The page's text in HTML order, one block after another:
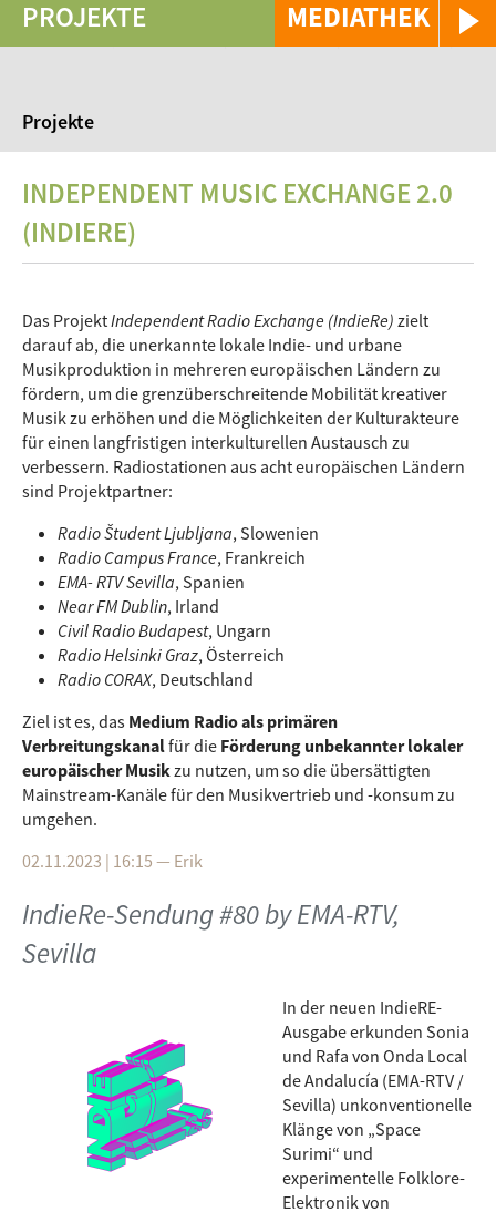
MEDIATHEK
PROJEKTE
Projekte
INDEPENDENT MUSIC EXCHANGE 2.0
(INDIERE)
Das ProjektIndependent Radio Exchange (IndieRe) zielt
darauf ab, die unerkannte lokale Indie- und urbane
Musikproduktion in mehreren europäischen Ländern zu
fördern, um die grenzüberschreitende Mobilität kreativer
Musik zu erhöhen und die Möglichkeiten der Kulturakteure
für einen langfristigen interkulturellen Austausch zu
verbessern. Radiostationen aus acht europäischen Ländern
sind Projektpartner:
Radio Študent Ljubljana, Slowenien
Radio Campus France, Frankreich
EMA- RTV Sevilla, Spanien
Near FM Dublin, Irland
Civil Radio Budapest, Ungarn
Radio Helsinki Graz, Österreich
Radio CORAX, Deutschland
Ziel ist es, das Medium Radio als primären
Verbreitungskanalfür die Förderung unbekannter lokaler
europäischer Musikzu nutzen, um so die übersättigten
Mainstream-Kanäle für den Musikvertrieb und -konsum zu
umgehen.
02.11.2023 | 16:15 — Erik
IndieRe-Sendung #80 by EMA-RTV,
Sevilla
In der neuen IndieRE-
Ausgabe erkunden Sonia
und Rafa von Onda Local
de Andalucía (EMA-RTV /
Sevilla) unkonventionelle
Klänge von „Space
Surimi“ und
experimentelle Folklore-
Elektronik von